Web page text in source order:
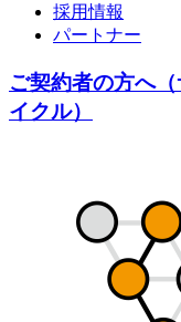
採用情報
パートナー
ご契約者の方へ
イクル）